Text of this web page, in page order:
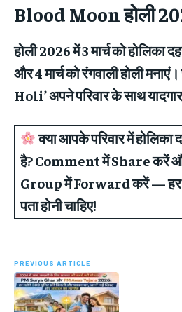
Blood Moon होली
होली 2026 में 3 मार्च को होलिका
और 4 मार्च को रंगवाली होली
Holi’ अपने परिवार के साथ
क्या आपके परिवार में होलिका
है? Comment में Share करें
Group में Forward करें — हर
पता होनी चाहिए!
PREVIOUS ARTICLE